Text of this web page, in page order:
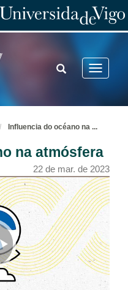
Toggle
TOGGLE
SEARCH
Influencia do océano na ...
na atmósfera
22 de mar. de 2023